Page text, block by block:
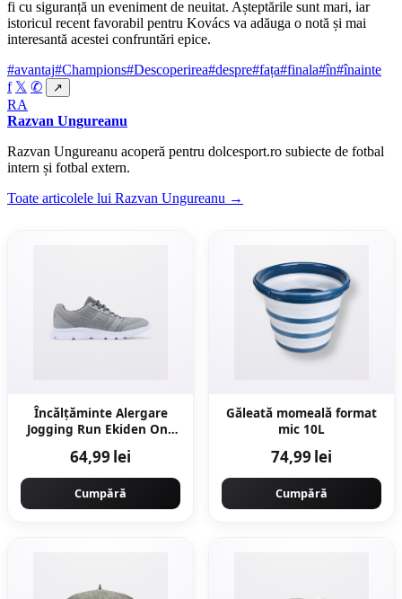
fi cu siguranță un eveniment de neuitat. Așteptările sunt mari, iar
istoricul recent favorabil pentru Kovács va adăuga o notă și mai
interesantă acestei confruntări epice.
#avantaj#Champions#Descoperirea#despre#fața#finala#în#înainte
f 𝕏 ✆ ↗
RA
Razvan Ungureanu
Razvan Ungureanu acoperă pentru dolcesport.ro subiecte de fotbal
intern și fotbal extern.
Toate articolele lui Razvan Ungureanu →
Încălțăminte Alergare
Jogging Run Ekiden One
64,99 lei
Cumpără
Găleată momeală format
mic 10L
74,99 lei
Cumpără